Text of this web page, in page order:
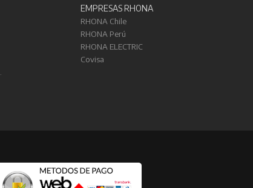
EMPRESAS RHONA
RHONA Chile
RHONA Perú
RHONA ELECTRIC
Covisa